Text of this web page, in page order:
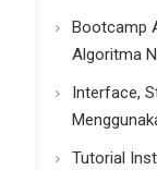
Bootcamp
Algoritma
Interface,
Tutorial